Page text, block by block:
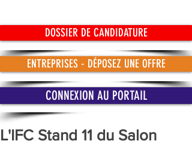
DOSSIER DE CANDIDATURE
ENTREPRISES - DÉPOSEZ UNE OFFRE
CONNEXION AU PORTAIL
L'IFC Stand 11 du Salon